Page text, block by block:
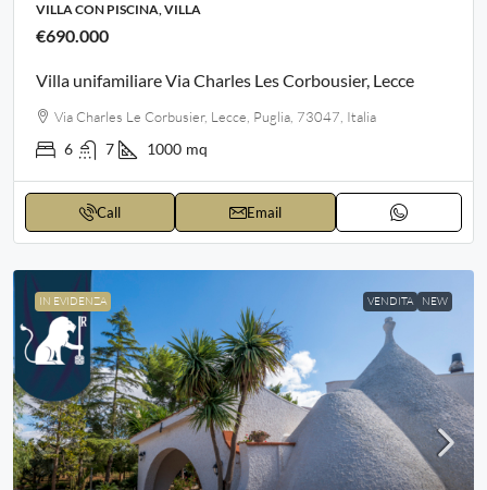
VILLA CON PISCINA, VILLA
€690.000
Villa unifamiliare Via Charles Les Corbousier, Lecce
Via Charles Le Corbusier, Lecce, Puglia, 73047, Italia
6 7 1000 mq
Call Email
IN EVIDENZA VENDITA NEW